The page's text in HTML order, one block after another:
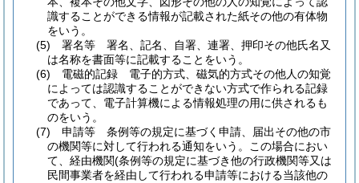
識することができる情報が記載された紙その他の有体物
をいう。
(5)
署名等 署名、記名、自署、連署、押印その他氏名又
は名称を書面等に記載することをいう。
(6)
電磁的記録 電子的方式、磁気的方式その他人の知覚
によっては認識することができない方式で作られる記録
であって、電子計算機による情報処理の用に供されるも
のをいう。
(7)
申請等 条例等の規定に基づく申請、届出その他の市
の機関等に対して行われる通知をいう。
この場合におい
て、経由機関(条例等の規定に基づき他の行政機関等又は
民間事業者を経由して行われる申請等における当該他の